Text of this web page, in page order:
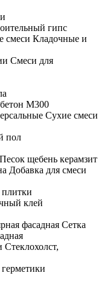
гипс
Кладочные и
Смеси для
М300
Сухие смеси
пол
Песок щебень керамзит
Добавка для смеси
плитки
клей
Сетка
Стеклохолст,